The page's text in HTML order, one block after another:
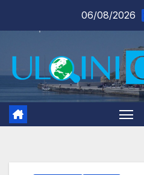
06/08/2026